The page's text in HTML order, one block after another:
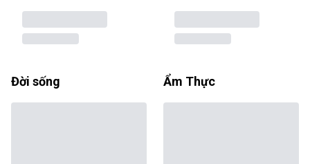
Đời sống Ẩm Thực